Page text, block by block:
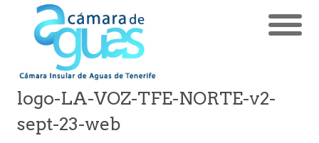
logo-LA-VOZ-TFE-NORTE-v2-
sept-23-web